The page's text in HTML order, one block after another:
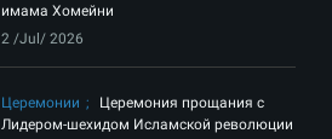
имама Хомейни
2 /Jul/ 2026
Церемонии
Церемония прощания с
Лидером-шехидом Исламской революции